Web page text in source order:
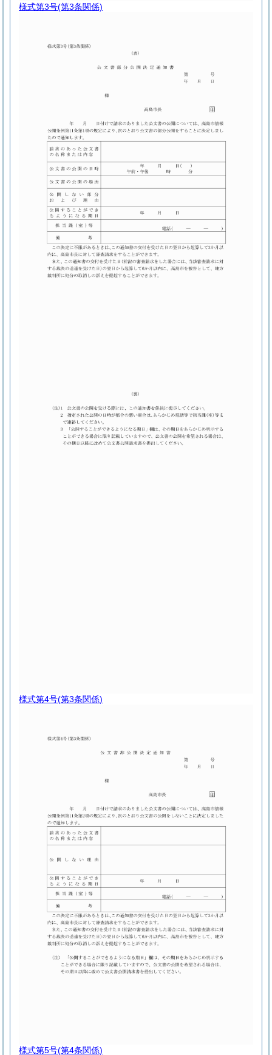
様式第3号(第3条関係)
様式第4号(第3条関係)
様式第5号(第4条関係)